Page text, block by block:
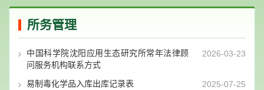
所务管理
2026-03-23
中国科学院沈阳应用生态研究所常年法律顾
问服务机构联系方式
2025-07-25
易制毒化学品入库出库记录表